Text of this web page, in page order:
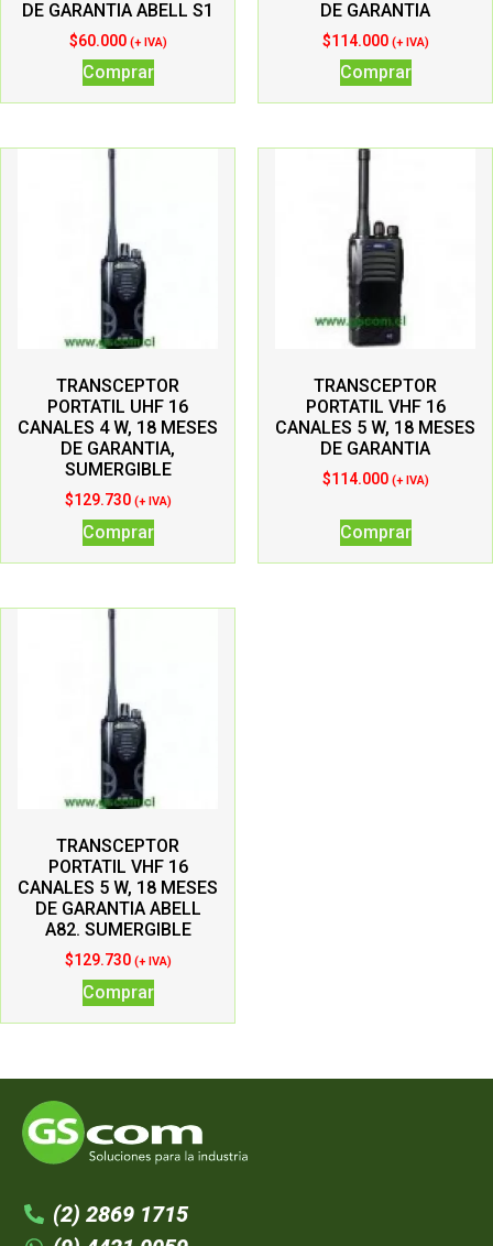
DE GARANTIA ABELL S1
$60.000 (+ IVA)
Comprar
DE GARANTIA
$114.000 (+ IVA)
Comprar
TRANSCEPTOR
PORTATIL UHF 16
CANALES 4 W, 18 MESES
DE GARANTIA,
SUMERGIBLE
$129.730 (+ IVA)
Comprar
TRANSCEPTOR
PORTATIL VHF 16
CANALES 5 W, 18 MESES
DE GARANTIA
$114.000 (+ IVA)
Comprar
TRANSCEPTOR
PORTATIL VHF 16
CANALES 5 W, 18 MESES
DE GARANTIA ABELL
A82. SUMERGIBLE
$129.730 (+ IVA)
Comprar
(2) 2869 1715